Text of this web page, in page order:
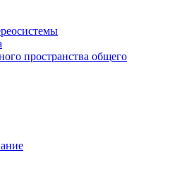
пространства общего